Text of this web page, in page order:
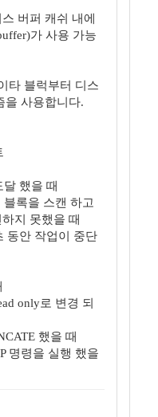
버퍼 캐쉬 내에
가 사용 가능
타 블럭부터 디스
을 사용합니다.
했을 때
록을 스캔 하고
지 못했을 때
동안 작업이 중단
only로 변경 되
했을 때
명령을 실행 했을